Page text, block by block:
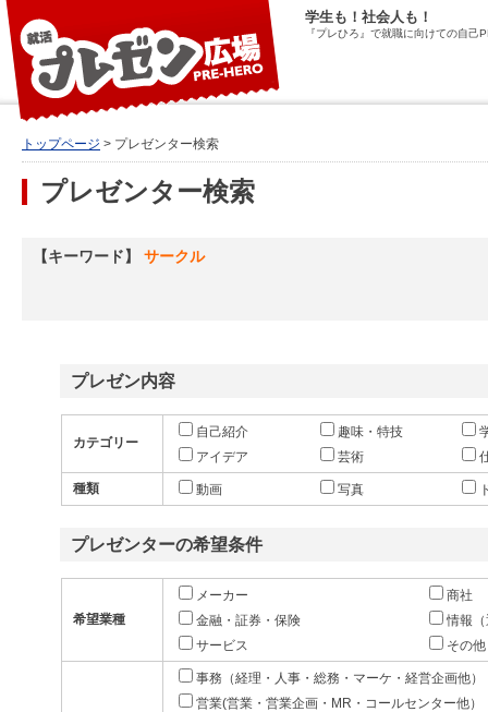
学生も！社会人も！
『プレひろ』で就職に向けての自己
トップページ > プレゼンター検索
プレゼンター検索
【キーワード】 サークル
プレゼン内容
カテゴリー
自己紹介 趣味・特技
アイデア
芸術
種類 動画 写真
プレゼンターの希望条件
希望業種
メーカー
商社
金融・証券・保険
情報
サービス
その他
事務（経理・人事・総務・マーケ・経営企画他）
営業(営業・営業企画・MR・コールセンター他）